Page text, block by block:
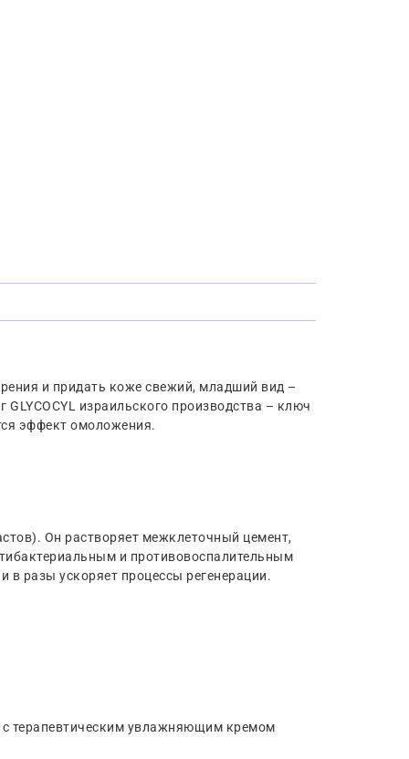
и придать коже свежий, младший вид –
израильского производства – ключ
эффект омоложения.
Он растворяет межклеточный цемент,
и противовоспалительным
в разы ускоряет процессы регенерации.
терапевтическим увлажняющим кремом